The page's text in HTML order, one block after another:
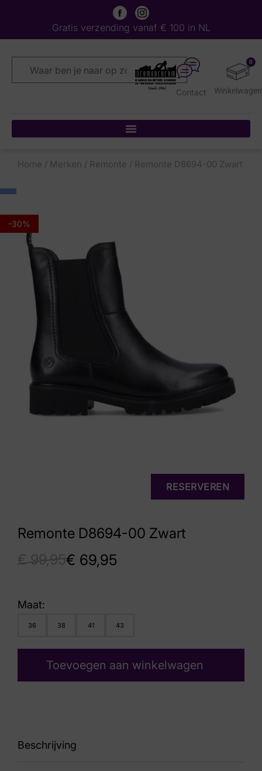
Gratis verzending vanaf € 100 in NL
0
Contact
Home / Merken / Remonte / Remonte D8694-00 Zwart
-30%
Remonte D8694-00 Zwart
€ 69,95
RESERVEREN
Maat:
36 38 41 43
Toevoegen aan winkelwagen
Beschrijving